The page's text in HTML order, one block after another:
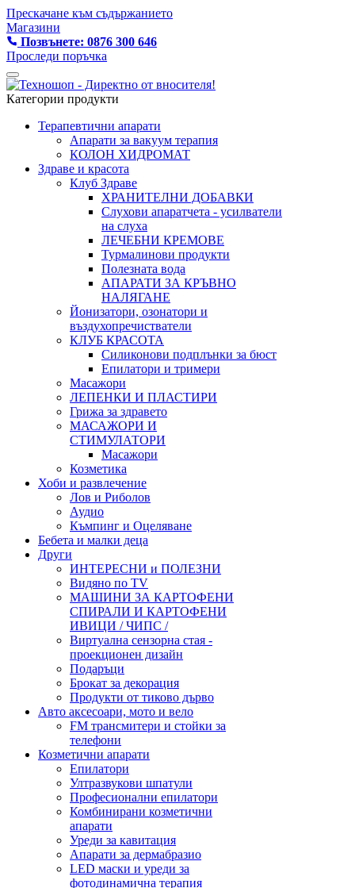
Прескачане към съдържанието
Магазини
Позвънете: 0876 300 646
Проследи поръчка
Категории продукти
Терапевтични апарати
Апарати за вакуум терапия
КОЛОН ХИДРОМАТ
Здраве и красота
Клуб Здраве
ХРАНИТЕЛНИ ДОБАВКИ
Слухови апаратчета - усилватели
на слуха
ЛЕЧЕБНИ КРЕМОВЕ
Турмалинови продукти
Полезната вода
АПАРАТИ ЗА КРЪВНО
НАЛЯГАНЕ
Йонизатори, озонатори и
въздухопречистватели
КЛУБ КРАСОТА
Силиконови подплънки за бюст
Епилатори и тримери
Масажори
ЛЕПЕНКИ И ПЛАСТИРИ
Грижа за здравето
МАСАЖОРИ И
СТИМУЛАТОРИ
Масажори
Козметика
Хоби и развлечение
Лов и Риболов
Аудио
Къмпинг и Оцеляване
Бебета и малки деца
Други
ИНТЕРЕСНИ и ПОЛЕЗНИ
Видяно по TV
МАШИНИ ЗА КАРТОФЕНИ
СПИРАЛИ И КАРТОФЕНИ
ИВИЦИ / ЧИПС /
Виртуална сензорна стая -
проекционен дизайн
Подаръци
Брокат за декорация
Продукти от тиково дърво
Авто аксесоари, мото и вело
FM трансмитери и стойки за
телефони
Козметични апарати
Епилатори
Ултразвукови шпатули
Професионални епилатори
Комбинирани козметични
апарати
Уреди за кавитация
Апарати за дермабразио
LED маски и уреди за
фотодинамична терапия